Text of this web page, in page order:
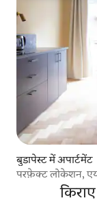
बुडापेस्ट में अपार्टमेंट
परफ़ेक्ट लोकेशन,